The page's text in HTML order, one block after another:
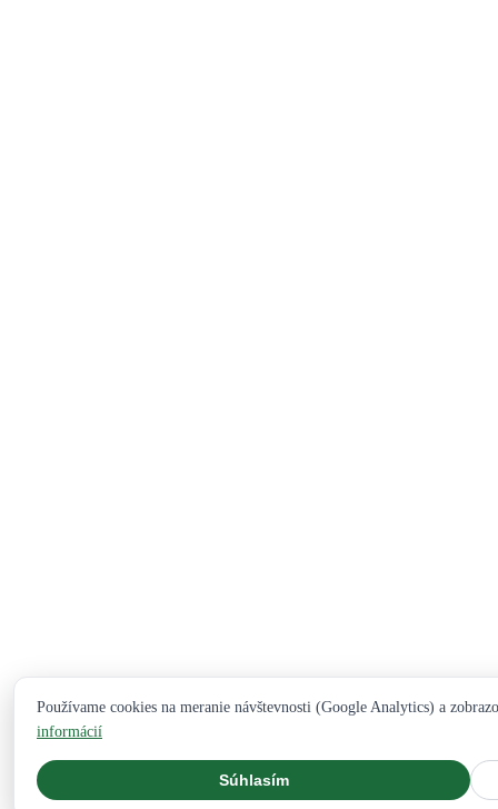
Používame cookies na meranie návštevnosti (Google Analytics) a
informácií
Súhlasím